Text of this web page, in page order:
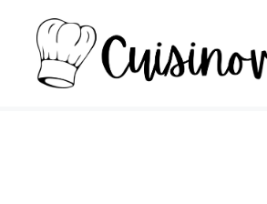
contenuto